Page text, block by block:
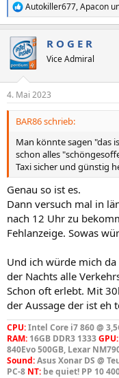
R
e
k
t
i
e
n
Autokiller677,Apacon
R O G E R
Vice Admiral
4. Mai 2023
BAR86 schrieb:
Man könnte sagen "das
schon alles
Taxi sicher und günstig
Genau so ist es.
Dann versuch mal in
nach 12 Uhr zu
Fehlanzeige. Sowas
Und ich würde mich
der Nachts alle
Schon oft erlebt. Mit
der Aussage der ist eh
CPU:Intel Core i7 860 @
RAM: 16GB DDR3 1333GPU:
840Evo 500GB, Lexar
Sound:Asus Xonar DS @
PC-8 NT: be quiet! PP 10